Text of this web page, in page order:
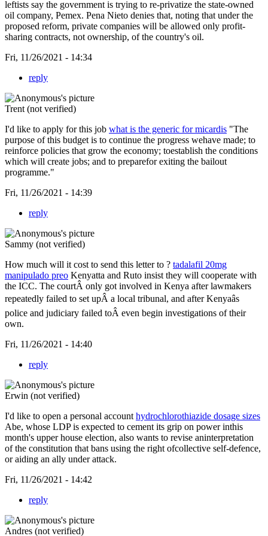
leftists say the government is trying to re-privatize the state-owned
oil company, Pemex. Pena Nieto denies that, noting that under the
proposed reform, private companies will be allowed only profit-
sharing contracts, not ownership, of the country's oil.
Fri, 11/26/2021 - 14:34
reply
Trent (not verified)
I'd like to apply for this job what is the generic for micardis "The
purpose of this budget is to continue the progress wehave made; to
reinforce policies that grow the economy; toestablish the conditions
which will create jobs; and to preparefor exiting the bailout
programme."
Fri, 11/26/2021 - 14:39
reply
Sammy (not verified)
How much will it cost to send this letter to ? tadalafil 20mg
manipulado preo Kenyatta and Ruto insist they will cooperate with
the ICC. The courtÂ only got involved in Kenya after lawmakers
repeatedly failed to set upÂ a local tribunal, and after Kenyaâs
police and judiciary failed toÂ even begin investigations of their
own.
Fri, 11/26/2021 - 14:40
reply
Erwin (not verified)
I'd like to open a personal account hydrochlorothiazide dosage sizes
Abe, whose LDP is expected to cement its grip on power inthis
month's upper house election, also wants to revise aninterpretation
of the constitution that bans using the right ofcollective self-defence,
or aiding an ally under attack.
Fri, 11/26/2021 - 14:42
reply
Andres (not verified)